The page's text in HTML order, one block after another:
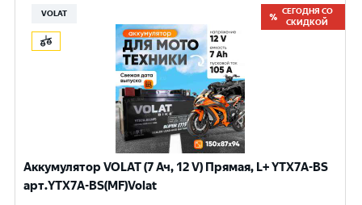
VOLAT
СЕГОДНЯ СО
СКИДКОЙ
Аккумулятор VOLAT (7 Ач, 12 V) Прямая, L+ YTX7A-BS
арт.YTX7A-BS(MF)Volat